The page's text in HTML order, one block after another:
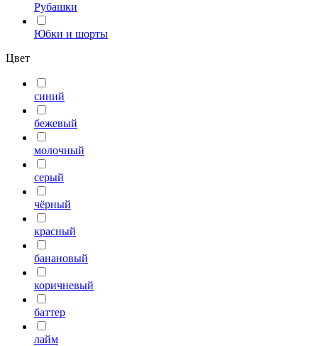
Рубашки
Юбки и шорты
Цвет
синий
бежевый
молочный
серый
чёрный
красный
банановый
коричневый
баттер
лайм